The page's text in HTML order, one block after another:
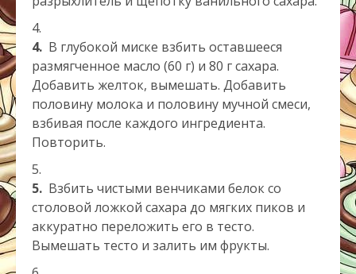
4. В глубокой миске взбить оставшееся
размягченное масло (60 г) и 80 г сахара.
Добавить желток, вымешать. Добавить
половину молока и половину мучной смеси,
взбивая после каждого ингредиента.
Повторить.
5. Взбить чистыми венчиками белок со
столовой ложкой сахара до мягких пиков и
аккуратно переложить его в тесто.
Вымешать тесто и залить им фрукты.